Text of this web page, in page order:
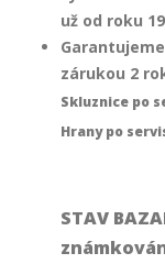
už od roku
zárukou 2
Skluznice po
Hrany po
STAV